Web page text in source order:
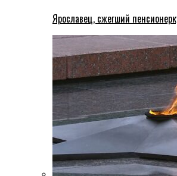
Ярославец, сжегший